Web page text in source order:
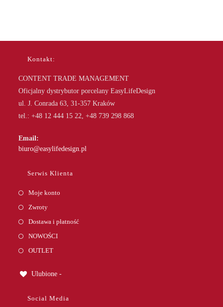
Kontakt:
CONTENT TRADE MANAGEMENT
Oficjalny dystrybutor porcelany EasyLifeDesign
ul. J. Conrada 63, 31-357 Kraków
tel.: +48 12 444 15 22, +48 739 298 868
Email:
biuro@easylifedesign.pl
Serwis Klienta
Moje konto
Zwroty
Dostawa i płatność
NOWOŚCI
OUTLET
Ulubione -
Social Media